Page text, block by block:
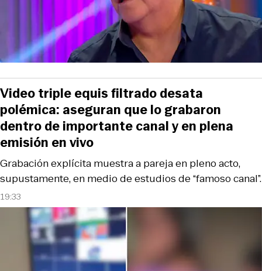
19:33
Grabación explícita muestra a pareja en pleno acto,
supustamente, en medio de estudios de “famoso canal”.
Video triple equis filtrado desata
polémica: aseguran que lo grabaron
dentro de importante canal y en plena
emisión en vivo